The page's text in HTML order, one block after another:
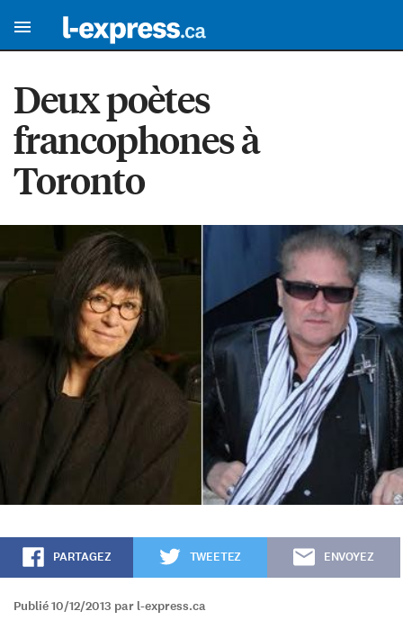
Deux poètes
francophones à
Toronto
PARTAGEZ TWEETEZ ENVOYEZ
Publié 10/12/2013 par l-express.ca